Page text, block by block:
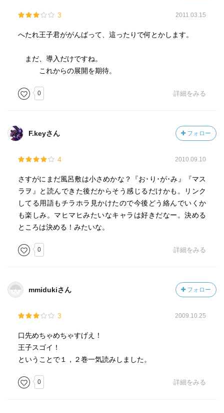
3 2011.03.15
へたれ王子君ががんばって、這ったりで何とかします。
まだ、導入だけですね。
これからの展開を期待。
0 詳細をみる
F.keyさん フォロー
4 2010.09.10
さすがにまだ風呂敷は小さめかな？『お･り･が･み』『マス
ラヲ』と読んできた後だからそう感じるだけかも。リンク
してる用語もチラホラ見かけたので今後どう絡んでいくか
も楽しみ。マヒマヒみたいなキャラは好きだなー。決める
ところは決める！みたいな。
0 詳細をみる
mmidukiさん フォロー
3 2009.10.25
口先めちゃめちゃすげえ！
王子スゴイ！
ということで１，２巻一気読みしました。
0 詳細をみる